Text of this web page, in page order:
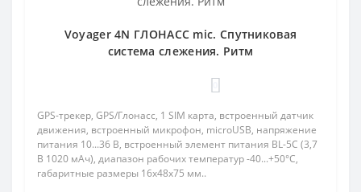
Voyager 4N ГЛОНАСС mic. Спутниковая
система слежения. Ритм
GPS-трекер, GPS/Глонасс, 1 SIM карта, встроенный датчик
движения, встроенный микрофон, microUSB, напряжение
питания 10...36 В, встроенный элемент питания BL-5C (3,7
В 1020 мАч), диапазон рабочих температур -40...+50°C,
габаритные размеры 16x48x75 мм..